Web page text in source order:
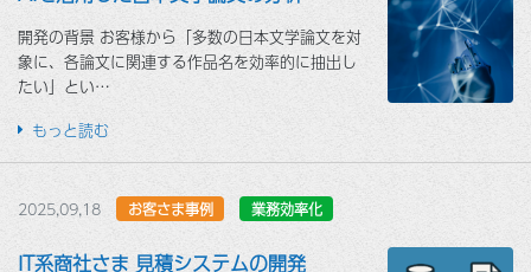
開発の背景 お客様から「多数の日本文学論文を対
象に、各論文に関連する作品名を効率的に抽出し
たい」とい…
もっと読む
2025,09,18 お客さま事例 業務効率化
IT系商社さま 見積システムの開発